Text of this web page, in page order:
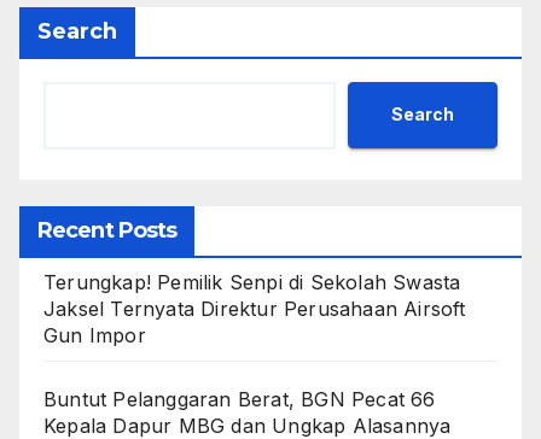
Search
Search
Recent Posts
Terungkap! Pemilik Senpi di Sekolah Swasta
Jaksel Ternyata Direktur Perusahaan Airsoft
Gun Impor
Buntut Pelanggaran Berat, BGN Pecat 66
Kepala Dapur MBG dan Ungkap Alasannya